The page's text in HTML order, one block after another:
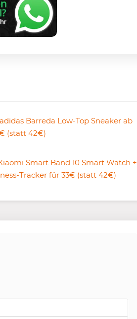
Barreda Low-Top Sneaker ab
(statt 42€)
Smart Band 10 Smart Watch +
Tracker für 33€ (statt 42€)